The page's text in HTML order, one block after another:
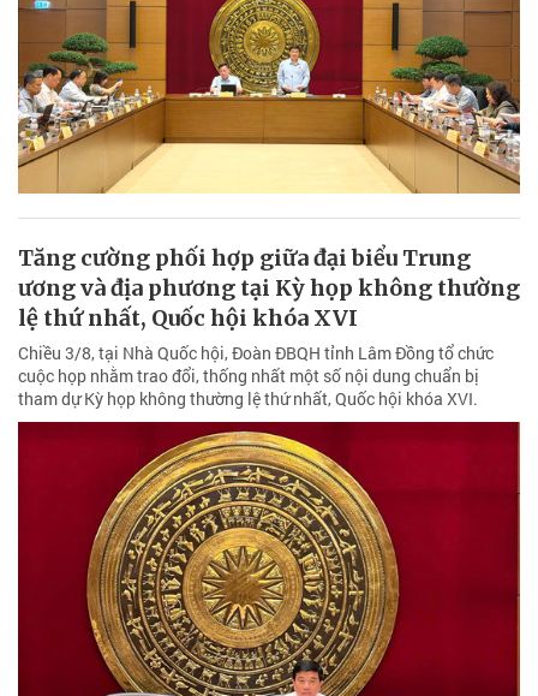
Tăng cường phối hợp giữa đại biểu Trung
ương và địa phương tại Kỳ họp không thường
lệ thứ nhất, Quốc hội khóa XVI
Chiều 3/8, tại Nhà Quốc hội, Đoàn ĐBQH tỉnh Lâm Đồng tổ chức
cuộc họp nhằm trao đổi, thống nhất một số nội dung chuẩn bị
tham dự Kỳ họp không thường lệ thứ nhất, Quốc hội khóa XVI.